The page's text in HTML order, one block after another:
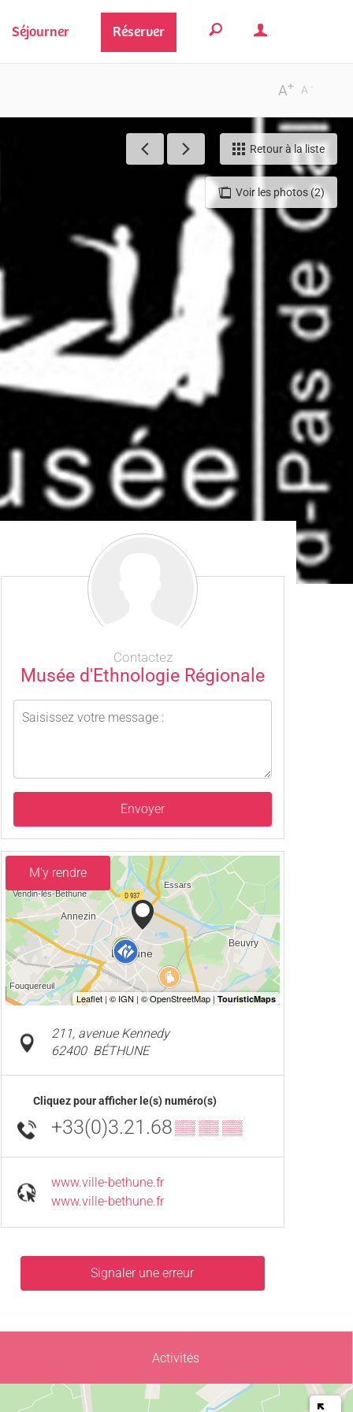
Séjourner Réserver
-
A
+
A
Voir les photos (2)
Retour à la liste
Contactez
Musée d'Ethnologie Régionale
Envoyer
M'y rendre
211, avenue Kennedy
62400 BÉTHUNE
Cliquez pour afficher le(s) numéro(s)
+33(0)3.21.68▒▒ ▒▒ ▒▒
www.ville-bethune.fr
www.ville-bethune.fr
Signaler une erreur
Activités